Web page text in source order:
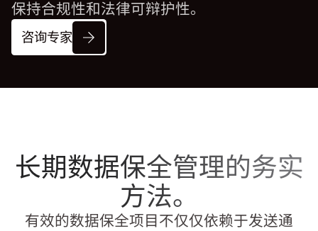
保持合规性和法律可辩护性。
咨询专家
长期数据保全管理的务实
方法。
有效的数据保全项目不仅仅依赖于发送通